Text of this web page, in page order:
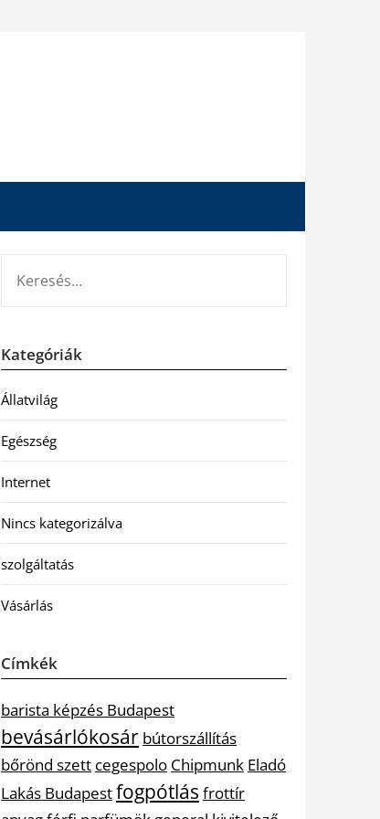
Kategóriák
Állatvilág
Egészség
Internet
Nincs kategorizálva
szolgáltatás
Vásárlás
Címkék
barista képzés Budapest
bevásárlókosár bútorszállítás
bőrönd szett cegespolo Chipmunk Eladó
Lakás Budapestfogpótlás frottír